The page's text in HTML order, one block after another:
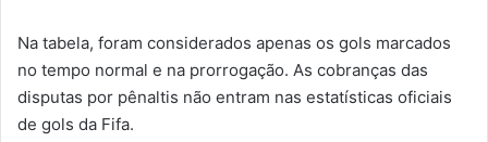
Na tabela, foram considerados apenas os gols marcados
no tempo normal e na prorrogação. As cobranças das
disputas por pênaltis não entram nas estatísticas oficiais
de gols da Fifa.